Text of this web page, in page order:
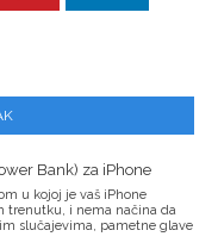
Bank) za iPhone
u kojoj je vaš iPhone
trenutku, i nema načina da
slučajevima, pametne glave